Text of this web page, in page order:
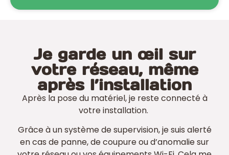
Je garde un œil sur
votre réseau, même
après l’installation
Après la pose du matériel, je reste connecté à
votre installation.
Grâce à un système de supervision, je suis alerté
en cas de panne, de coupure ou d’anomalie sur